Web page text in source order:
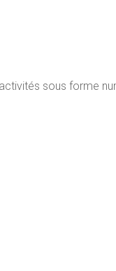
sous forme